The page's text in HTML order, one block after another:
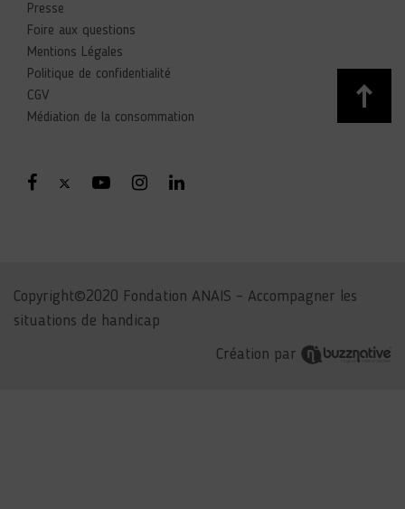
Presse
Foire aux questions
Mentions Légales
Politique de confidentialité
CGV
Médiation de la consommation
Copyright©2020 Fondation ANAIS – Accompagner les
situations de handicap
Création par